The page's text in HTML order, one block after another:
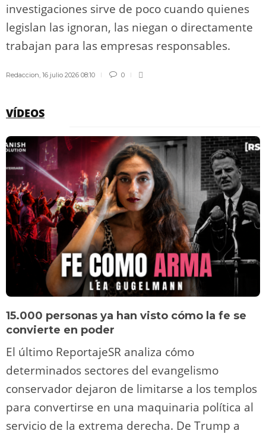
investigaciones sirve de poco cuando quienes
legislan las ignoran, las niegan o directamente
trabajan para las empresas responsables.
Redaccion 16 julio 2026 08:10 0
VÍDEOS
15.000 personas ya han visto cómo la fe se
convierte en poder
El último ReportajeSR analiza cómo
determinados sectores del evangelismo
conservador dejaron de limitarse a los templos
para convertirse en una maquinaria política al
servicio de la extrema derecha. De Trump a